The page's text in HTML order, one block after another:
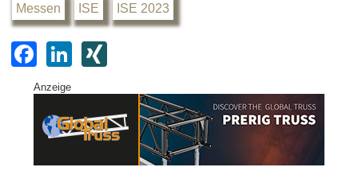
Messen ISE ISE 2023
F
a
c
e
Li
k
e
G
Anzeige